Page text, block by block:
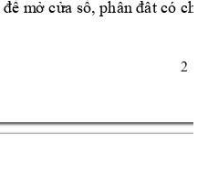
2
mở cửa sổ, phần đất có